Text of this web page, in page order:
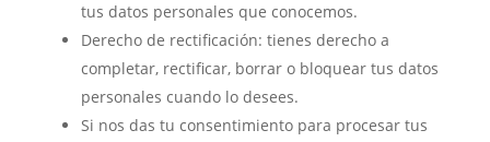
tus datos personales que conocemos.
Derecho de rectificación: tienes derecho a
completar, rectificar, borrar o bloquear tus datos
personales cuando lo desees.
Si nos das tu consentimiento para procesar tus